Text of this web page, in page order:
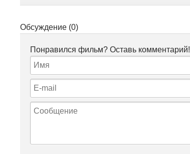
Обсуждение (0)
Понравился фильм? Оставь комментарий!